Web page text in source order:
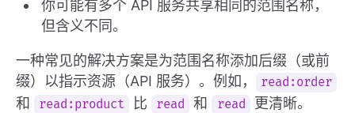
你可能有多个 API 服务共享相同的范围名称，
但含义不同。
一种常见的解决方案是为范围名称添加后缀（或前
缀）以指示资源（API 服务）。例如，
read:order
和 read:product 比 read 和 read
更清晰。